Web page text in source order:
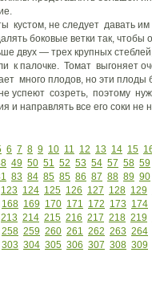
кустом, не следует давать им
боковые ветки так, чтобы
двух — трех крупных
к палочке. Томат выгоняет
много плодов, но эти плоды
успеют созреть, поэтому
и направлять все его соки не
6 7 8 9 10 11 12 13 14 15
49 50 51 52 53 54 57 58 59
83 84 85 85 86 87 88 89 90
123 124 125 126 127 128 129
168 169 170 171 172 173 174
213 214 215 216 217 218 219
258 259 260 261 262 263 264
303 304 305 306 307 308 309